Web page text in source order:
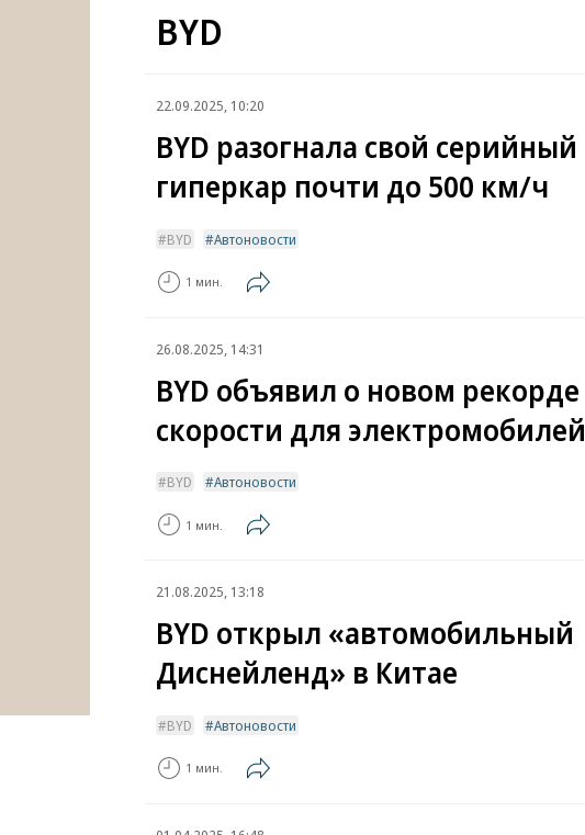
BYD
22.09.2025, 10:20
BYD разогнала свой серийный
гиперкар почти до 500 км/ч
BYD Автоновости
1 мин.
26.08.2025, 14:31
BYD объявил о новом рекорде
скорости для электромобилей
BYD Автоновости
1 мин.
21.08.2025, 13:18
BYD открыл «автомобильный
Диснейленд» в Китае
BYD Автоновости
1 мин.